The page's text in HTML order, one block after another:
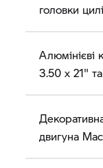
головки
Алюмінієві
3.50 x 21"
двигуна